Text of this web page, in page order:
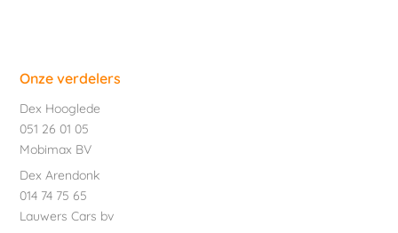
Onze verdelers
Dex Hooglede
051 26 01 05
Mobimax BV
Dex Arendonk
014 74 75 65
Lauwers Cars bv